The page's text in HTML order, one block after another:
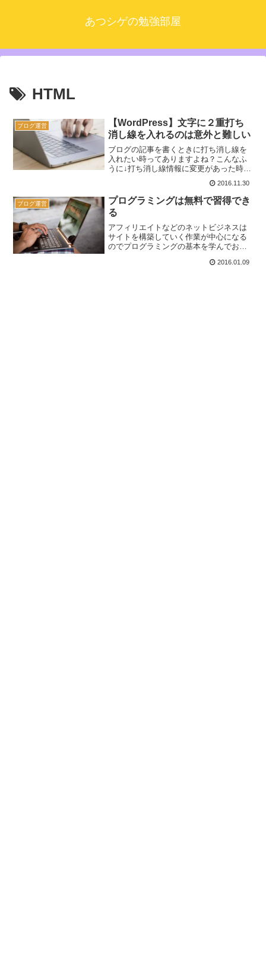
あつシゲの勉強部屋
HTML
ブログ運営
【WordPress】文字に２重打ち
消し線を入れるのは意外と難しい
ブログの記事を書くときに打ち消し線を
入れたい時ってありますよね？こんなふ
うに↓打ち消し線情報に変更があった時な
本の赤い線で訂正したことをアピールす
る。伝えたい情報にインパクトを持たせ
る上で効果的な表現方法...
2016.11.30
ブログ運営
プログラミングは無料で習得でき
る
アフィリエイトなどのネットビジネスは
サイトを構築していく作業が中心になる
のでプログラミングの基本を学んでおい
最低限、HTMLとCSSはよく使うので覚
2016.01.09